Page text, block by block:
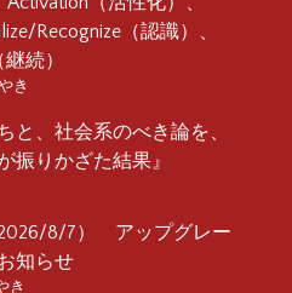
Recognize（認識）、
続）
き
と、社会系のべき論を、
振りかざた結果』
8/7） アップグレー
知らせ
き